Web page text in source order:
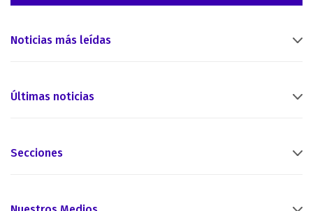
Noticias más leídas
Últimas noticias
Secciones